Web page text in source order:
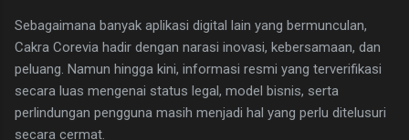
Sebagaimana banyak aplikasi digital lain yang bermunculan,
Cakra Corevia hadir dengan narasi inovasi, kebersamaan, dan
peluang. Namun hingga kini, informasi resmi yang terverifikasi
secara luas mengenai status legal, model bisnis, serta
perlindungan pengguna masih menjadi hal yang perlu ditelusuri
secara cermat.